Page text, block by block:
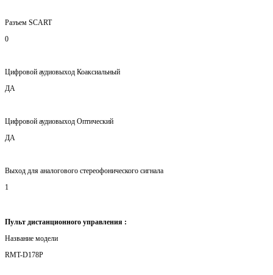
Разъем SCART
0
Цифровой аудиовыход Коаксиальный
ДА
Цифровой аудиовыход Оптический
ДА
Выход для аналогового стереофонического сигнала
1
Пульт дистанционного управления :
Название модели
RMT-D178P